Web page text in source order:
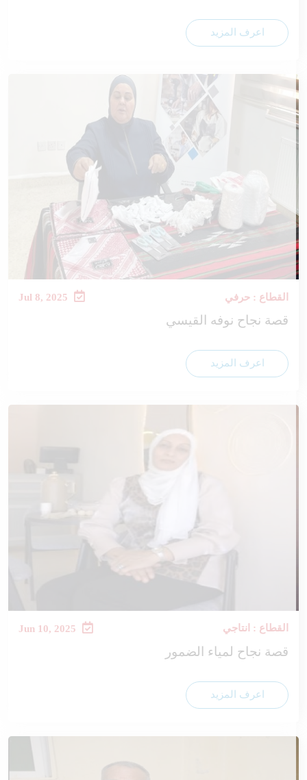
اعرف المزيد
القطاع : حرفي Jul 8, 2025
قصة نجاح نوفه القيسي
اعرف المزيد
القطاع : انتاجي Jun 10, 2025
قصة نجاح لمياء الضمور
اعرف المزيد